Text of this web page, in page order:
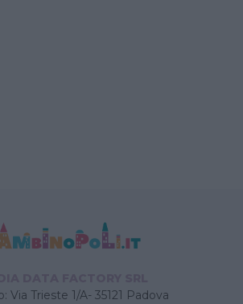
Via Trieste 1/A- 35121 Padova